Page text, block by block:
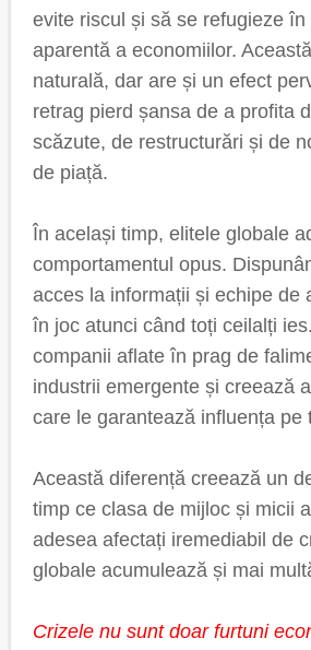
evite riscul și să se refugieze în
aparentă a economiilor.
naturală, dar are și un efect
retrag pierd șansa de a profita
scăzute, de restructurări și de
de piață.
În același timp, elitele globale
comportamentul opus.
acces la informații și echipe de
în joc atunci când toți ceilalți
companii aflate în prag de
industrii emergente și creează
care le garantează influența pe
Această diferență creează un
timp ce clasa de mijloc și micii
adesea afectați iremediabil de
globale acumulează și mai
Crizele nu sunt doar furtuni